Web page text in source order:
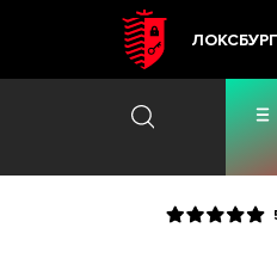
ЛОКСБУРГ